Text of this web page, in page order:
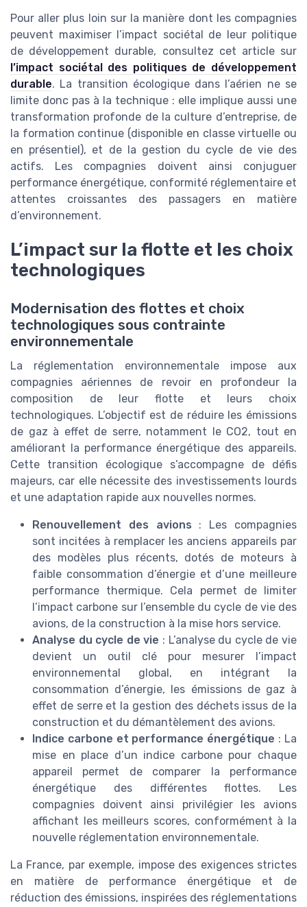
Pour aller plus loin sur la manière dont les compagnies
peuvent maximiser l’impact sociétal de leur politique
de développement durable, consultez cet article sur
l’impact sociétal des politiques de développement
durable. La transition écologique dans l’aérien ne se
limite donc pas à la technique : elle implique aussi une
transformation profonde de la culture d’entreprise, de
la formation continue (disponible en classe virtuelle ou
en présentiel), et de la gestion du cycle de vie des
actifs. Les compagnies doivent ainsi conjuguer
performance énergétique, conformité réglementaire et
attentes croissantes des passagers en matière
d’environnement.
L’impact sur la flotte et les choix
technologiques
Modernisation des flottes et choix
technologiques sous contrainte
environnementale
La réglementation environnementale impose aux
compagnies aériennes de revoir en profondeur la
composition de leur flotte et leurs choix
technologiques. L’objectif est de réduire les émissions
de gaz à effet de serre, notamment le CO2, tout en
améliorant la performance énergétique des appareils.
Cette transition écologique s’accompagne de défis
majeurs, car elle nécessite des investissements lourds
et une adaptation rapide aux nouvelles normes.
Renouvellement des avions : Les compagnies
sont incitées à remplacer les anciens appareils par
des modèles plus récents, dotés de moteurs à
faible consommation d’énergie et d’une meilleure
performance thermique. Cela permet de limiter
l’impact carbone sur l’ensemble du cycle de vie des
avions, de la construction à la mise hors service.
Analyse du cycle de vie : L’analyse du cycle de vie
devient un outil clé pour mesurer l’impact
environnemental global, en intégrant la
consommation d’énergie, les émissions de gaz à
effet de serre et la gestion des déchets issus de la
construction et du démantèlement des avions.
Indice carbone et performance énergétique : La
mise en place d’un indice carbone pour chaque
appareil permet de comparer la performance
énergétique des différentes flottes. Les
compagnies doivent ainsi privilégier les avions
affichant les meilleurs scores, conformément à la
nouvelle réglementation environnementale.
La France, par exemple, impose des exigences strictes
en matière de performance énergétique et de
réduction des émissions, inspirées des réglementations